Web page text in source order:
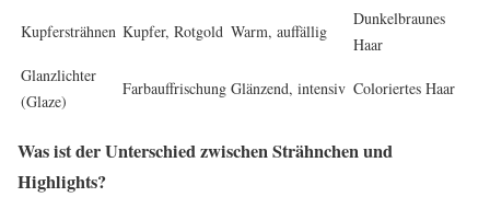
Kupfersträhnen Kupfer, Rotgold Warm, auffällig
Dunkelbraunes
Haar
Glanzlichter
(Glaze)
Farbauffrischung Glänzend, intensiv Coloriertes Haar
Was ist der Unterschied zwischen Strähnchen und
Highlights?